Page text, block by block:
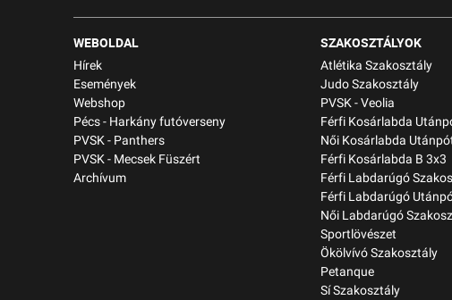
WEBOLDAL
Hírek
Események
Webshop
Pécs - Harkány futóverseny
PVSK - Panthers
PVSK - Mecsek Füszért
Archívum
SZAKOSZTÁLYOK
Atlétika Szakosztály
Judo Szakosztály
PVSK - Veolia
Férfi Kosárlabda
Női Kosárlabda
Férfi Kosárlabda B 3x3
Férfi Labdarúgó
Férfi Labdarúgó
Női Labdarúgó
Sportlövészet
Ökölvívó Szakosztály
Petanque
Sí Szakosztály